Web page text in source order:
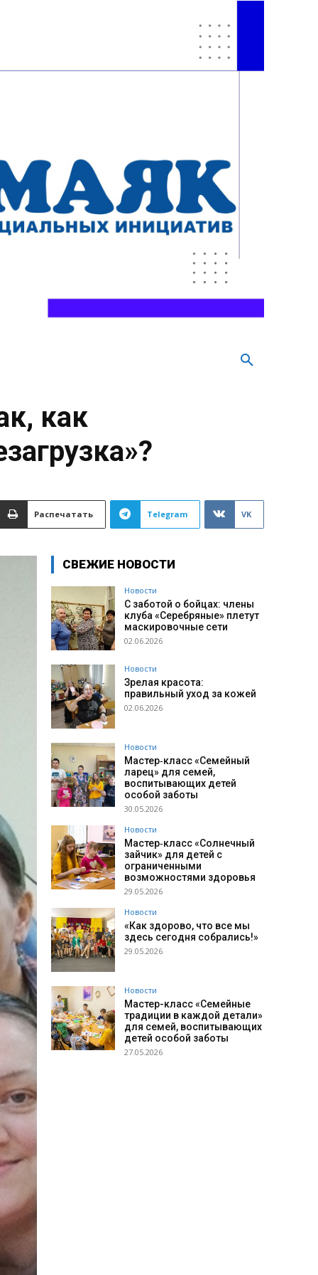
как
Распечатать Telegram VK
СВЕЖИЕ НОВОСТИ
Новости
С заботой о бойцах: члены
клуба «Серебряные» плетут
маскировочные сети
02.06.2026
Новости
Зрелая красота:
правильный уход за кожей
02.06.2026
Новости
Мастер‑класс «Семейный
ларец» для семей,
воспитывающих детей
особой заботы
30.05.2026
Новости
Мастер‑класс «Солнечный
зайчик» для детей с
ограниченными
возможностями здоровья
29.05.2026
Новости
«Как здорово, что все мы
здесь сегодня собрались!»
29.05.2026
Новости
Мастер-класс «Семейные
традиции в каждой детали»
для семей, воспитывающих
детей особой заботы
27.05.2026